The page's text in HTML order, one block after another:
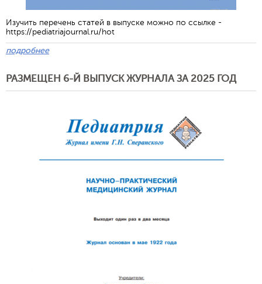
Изучить перечень статей в выпуске можно по ссылке -
https://pediatriajournal.ru/hot
подробнее
РАЗМЕЩЕН 6-Й ВЫПУСК ЖУРНАЛА ЗА 2025 ГОД